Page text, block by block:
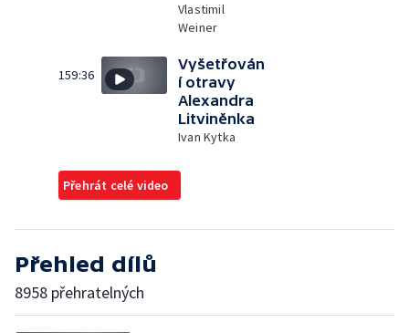
Vlastimil
Weiner
159:36
Vyšetřován
í otravy
Alexandra
Litviněnka
Ivan Kytka
Přehrát celé video
Přehled dílů
8958 přehratelných